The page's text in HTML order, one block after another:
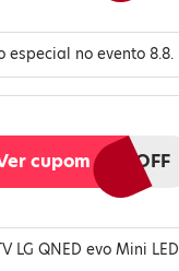
especial no evento 8.8.
LG10OFF
cupom
LG QNED evo Mini LED